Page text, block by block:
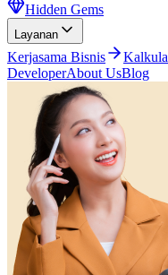
Hidden Gems
Layanan
Kerjasama Bisnis
DeveloperAbout UsBlog